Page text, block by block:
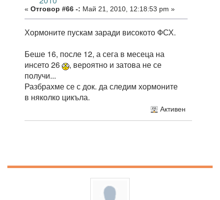
« Отговор #66 -: Май 21, 2010, 12:18:53 pm »
Хормоните пускам заради високото ФСХ.
Беше 16, после 12, а сега в месеца на
инсето 26
, вероятно и затова не се
получи...
Разбрахме се с док. да следим хормоните
в няколко цикъла.
Активен